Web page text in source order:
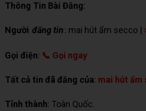
Thông Tin Bài Đăng:
Người đăng tin: mai hút ẩm secco |
Gọi điện: 📞 Gọi ngay
Tất cả tin đã đăng của: mai hút
Tỉnh thành: Toàn Quốc.